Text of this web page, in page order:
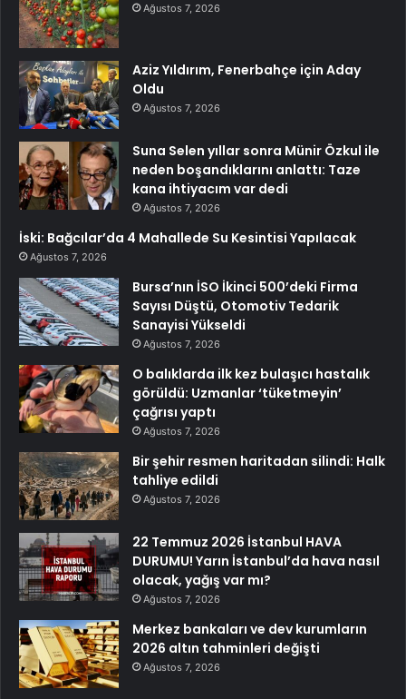
Ağustos 7, 2026
Aziz Yıldırım, Fenerbahçe için Aday
Oldu
Ağustos 7, 2026
Suna Selen yıllar sonra Münir Özkul ile
neden boşandıklarını anlattı: Taze
kana ihtiyacım var dedi
Ağustos 7, 2026
İski: Bağcılar’da 4 Mahallede Su Kesintisi Yapılacak
Ağustos 7, 2026
Bursa’nın İSO İkinci 500’deki Firma
Sayısı Düştü, Otomotiv Tedarik
Sanayisi Yükseldi
Ağustos 7, 2026
O balıklarda ilk kez bulaşıcı hastalık
görüldü: Uzmanlar ‘tüketmeyin’
çağrısı yaptı
Ağustos 7, 2026
Bir şehir resmen haritadan silindi: Halk
tahliye edildi
Ağustos 7, 2026
22 Temmuz 2026 İstanbul HAVA
DURUMU! Yarın İstanbul’da hava nasıl
olacak, yağış var mı?
Ağustos 7, 2026
Merkez bankaları ve dev kurumların
2026 altın tahminleri değişti
Ağustos 7, 2026